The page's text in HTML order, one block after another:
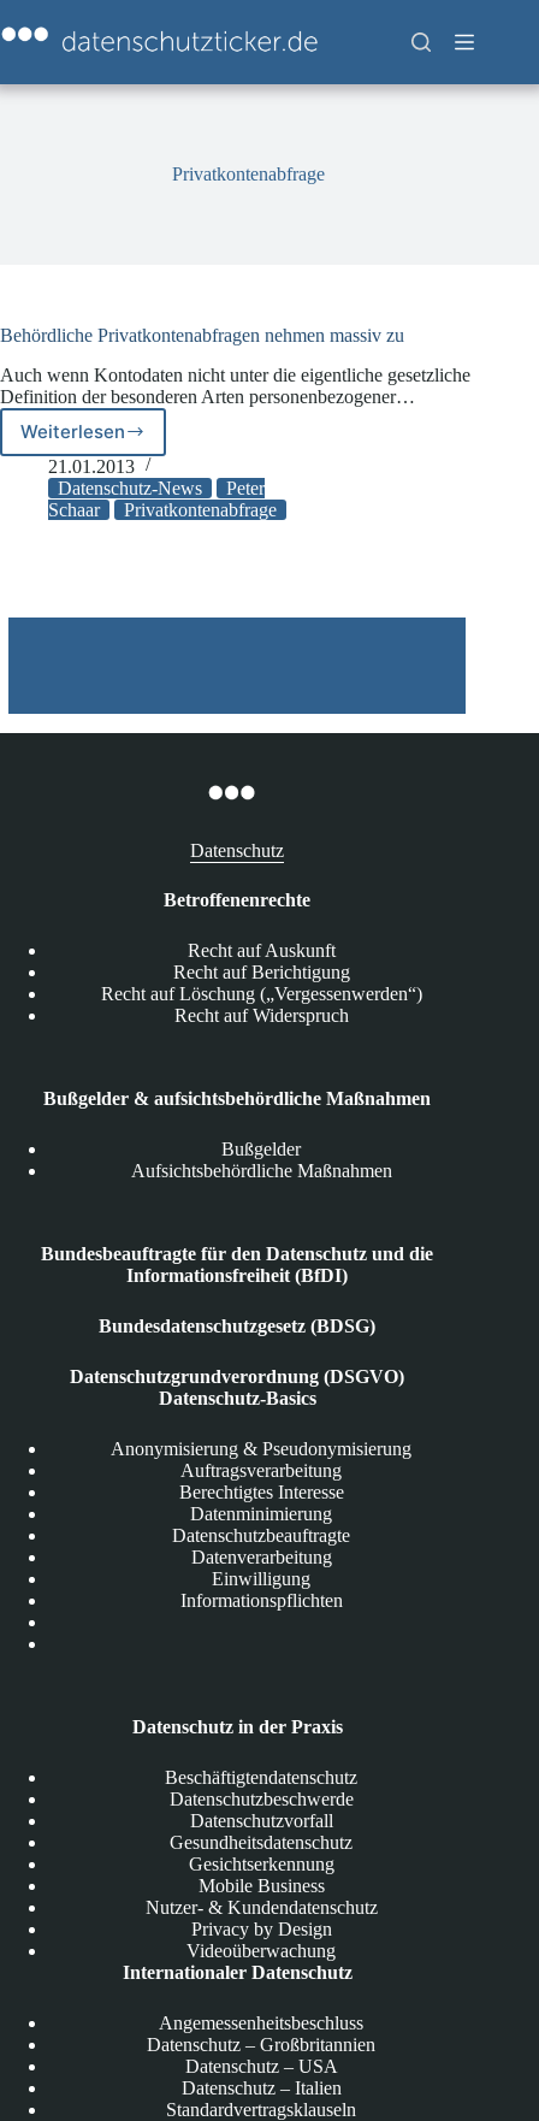
Inhalt
springen
Privatkontenabfrage
Behördliche Privatkontenabfragen nehmen massiv zu
Auch wenn Kontodaten nicht unter die eigentliche gesetzliche
Definition der besonderen Arten personenbezogener…
WeiterlesenBehördliche
Privatkontenabfragen
nehmen
massiv
21.01.2013
Datenschutz-News
Peter
Schaar
Privatkontenabfrage
Datenschutz
Betroffenenrechte
Recht auf Auskunft
Recht auf Berichtigung
Recht auf Löschung („Vergessenwerden“)
Recht auf Widerspruch
Bußgelder & aufsichtsbehördliche Maßnahmen
Bußgelder
Aufsichtsbehördliche Maßnahmen
Bundesbeauftragte für den Datenschutz und die
Informationsfreiheit (BfDI)
Bundesdatenschutzgesetz (BDSG)
Datenschutzgrundverordnung (DSGVO)
Datenschutz-Basics
Anonymisierung & Pseudonymisierung
Auftragsverarbeitung
Berechtigtes Interesse
Datenminimierung
Datenschutzbeauftragte
Datenverarbeitung
Einwilligung
Informationspflichten
Datenschutz in der Praxis
Beschäftigtendatenschutz
Datenschutzbeschwerde
Datenschutzvorfall
Gesundheitsdatenschutz
Gesichtserkennung
Mobile Business
Nutzer- & Kundendatenschutz
Privacy by Design
Videoüberwachung
Internationaler Datenschutz
Angemessenheitsbeschluss
Datenschutz – Großbritannien
Datenschutz – USA
Datenschutz – Italien
Standardvertragsklauseln